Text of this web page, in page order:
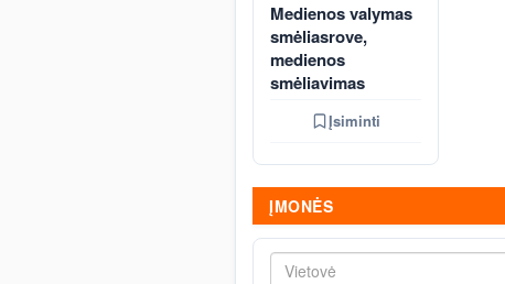
Medienos valymas
smėliasrove,
medienos
smėliavimas
Įsiminti
ĮMONĖS
Vietovė